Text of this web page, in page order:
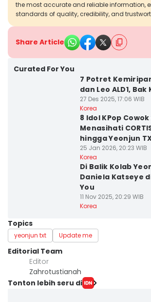
the most accurate and reliable information,
standards of quality, credibility, and
Share Article
Curated For You
7 Potret
dan Leo ALD1,
27 Des 2025, 17:06 WIB
Korea
8 Idol KPop
Menasihati
hingga Yeonjun
25 Jan 2026, 20:23 WIB
Korea
Di Balik Kolab
Daniela Katseye
You
11 Nov 2025, 20:29 WIB
Korea
Topics
yeonjun txt Update me
Editorial Team
Editor
Zahrotustianah
Tonton lebih seru di